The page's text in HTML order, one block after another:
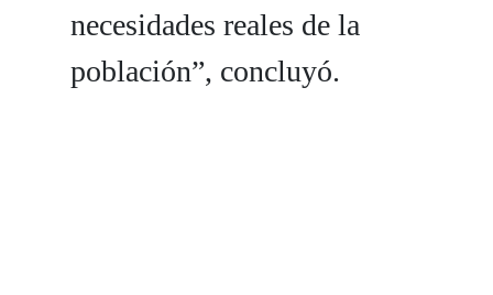
necesidades reales de la
población”, concluyó.